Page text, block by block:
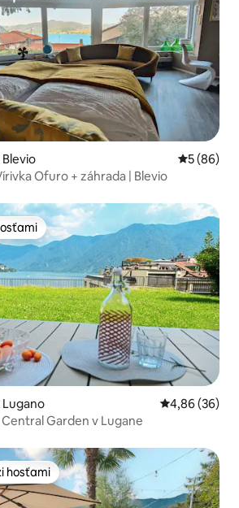
5 (86)
Ofuro + záhrada | Blevio
Priemerné
4,86 (36)
Garden v Lugane
hosťami
hosťami